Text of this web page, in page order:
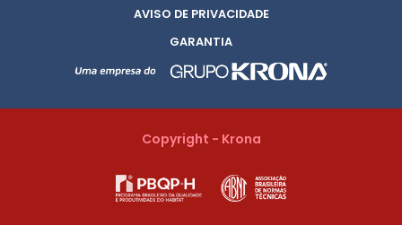
AVISO DE PRIVACIDADE
GARANTIA
Copyright - Krona